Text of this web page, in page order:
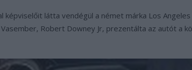
képviselőit látta vendégül a német márka Los
Robert Downey Jr, prezentálta az autót a